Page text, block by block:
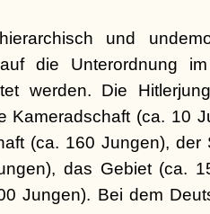
und
die Unterordnung
werden. Die
Kameradschaft (ca. 10
(ca. 160 Jungen), der
das Gebiet (ca.
Jungen). Bei dem